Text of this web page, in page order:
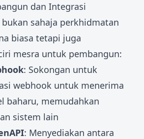
dan Integrasi
bukan sahaja perkhidmatan
biasa tetapi juga
mesra untuk pembangun:
: Sokongan untuk
webhook untuk menerima
baharu, memudahkan
sistem lain
: Menyediakan antara